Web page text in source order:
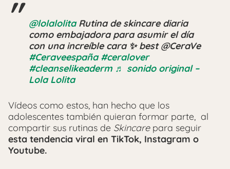
@lolalolitaRutina de skincare diaria
como embajadora para asumir el día
con una increíble cara ✨ best @CeraVe
#Ceraveespaña #ceralover
#cleanselikeaderm ♬ sonido original –
Lola Lolita
Vídeos como estos, han hecho que los
adolescentes también quieran formar parte, al
compartir sus rutinas de Skincarepara seguir
esta tendencia viral en TikTok, Instagram o
Youtube.